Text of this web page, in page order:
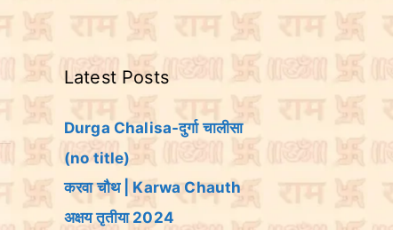
Latest Posts
Durga Chalisa-दुर्गा चालीसा
(no title)
करवा चौथ | Karwa Chauth
अक्षय तृतीया 2024